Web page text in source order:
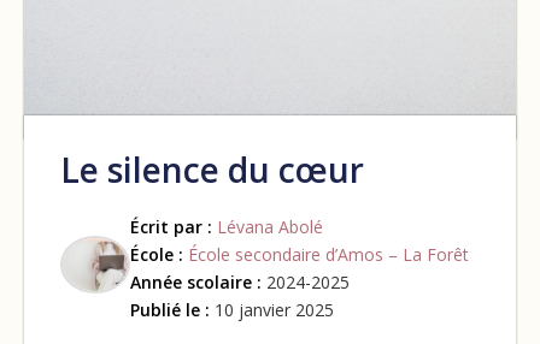
Le silence du cœur
Écrit par : Lévana Abolé
École : École secondaire d’Amos – La Forêt
Année scolaire : 2024-2025
Publié le : 10 janvier 2025